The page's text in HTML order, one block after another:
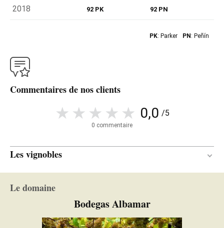
2018 92 PK 92 PN
PK: Parker PN: Peñín
Commentaires de nos clients
0,0 /5
0 commentaire
Les vignobles
Atlantique
Le domaine
Bodegas Albamar